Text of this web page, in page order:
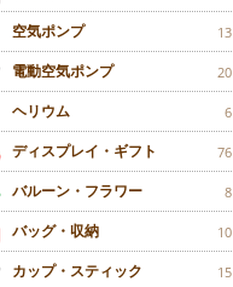
空気ポンプ 13
電動空気ポンプ 20
ヘリウム 6
ディスプレイ・ギフト 76
バルーン・フラワー 8
バッグ・収納 10
カップ・スティック 15